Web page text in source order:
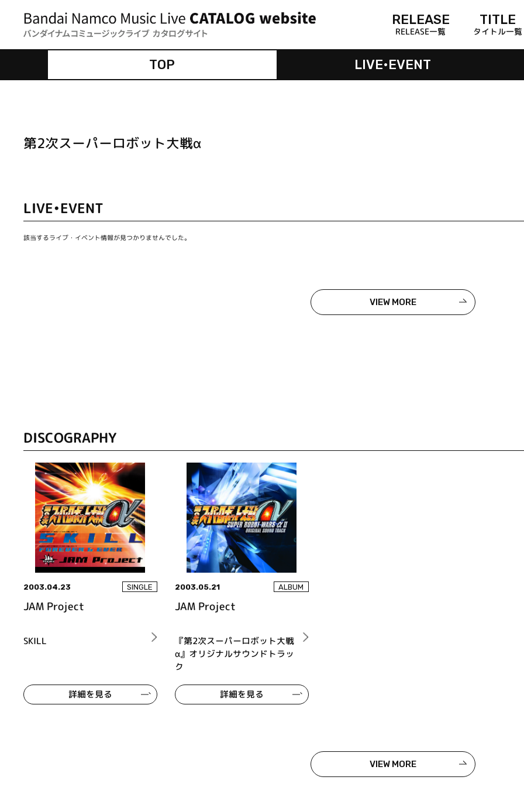
RELEASE
RELEASE一覧
TITLE
タイトル一覧
TOP LIVE•EVENT
第2次スーパーロボット大戦α
LIVE•EVENT
該当するライブ・イベント情報が見つかりませんでした。
VIEW MORE
DISCOGRAPHY
2003.04.23 SINGLE
JAM Project
SKILL
詳細を見る
2003.05.21 ALBUM
JAM Project
『第2次スーパーロボット大戦
α』オリジナルサウンドトラッ
ク
詳細を見る
VIEW MORE